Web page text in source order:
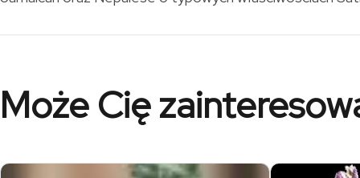
Może Cię